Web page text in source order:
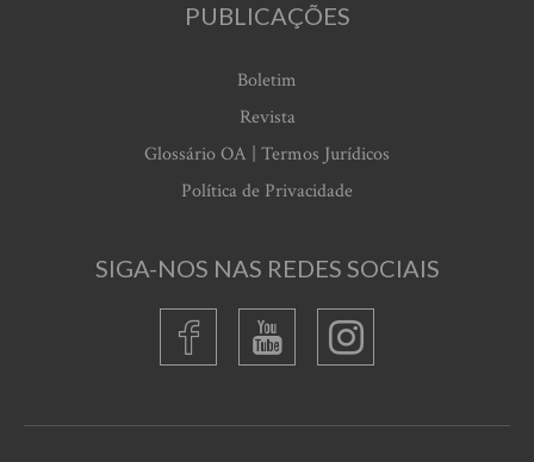
PUBLICAÇÕES
Boletim
Revista
Glossário OA | Termos Jurídicos
Política de Privacidade
SIGA-NOS NAS REDES SOCIAIS